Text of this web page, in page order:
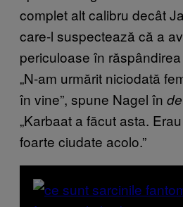
complet alt calibru decât
care-l suspectează că a
periculoase în
„N-am urmărit niciodată
în vine”, spune Nagel în
„Karbaat a făcut asta.
foarte ciudate acolo.”